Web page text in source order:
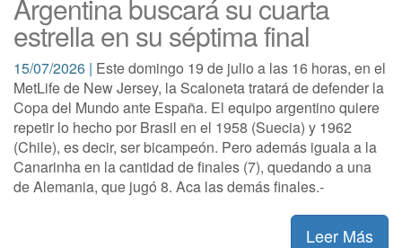
Argentina buscará su cuarta
estrella en su séptima final
15/07/2026 | Este domingo 19 de julio a las 16 horas, en el
MetLife de New Jersey, la Scaloneta tratará de defender la
Copa del Mundo ante España. El equipo argentino quiere
repetir lo hecho por Brasil en el 1958 (Suecia) y 1962
(Chile), es decir, ser bicampeón. Pero además iguala a la
Canarinha en la cantidad de finales (7), quedando a una
de Alemania, que jugó 8. Aca las demás finales.-
Leer Más